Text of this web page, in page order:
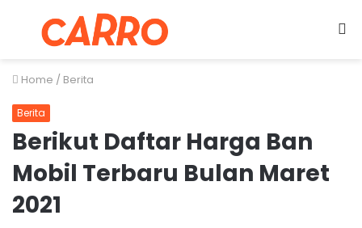
Menu
Home / Berita
Berita
Berikut Daftar Harga Ban
Mobil Terbaru Bulan Maret
2021